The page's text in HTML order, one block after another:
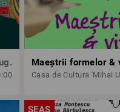
Maeștrii formelor &
SEAS